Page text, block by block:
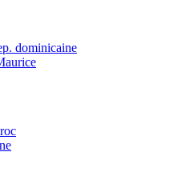
dominicaine